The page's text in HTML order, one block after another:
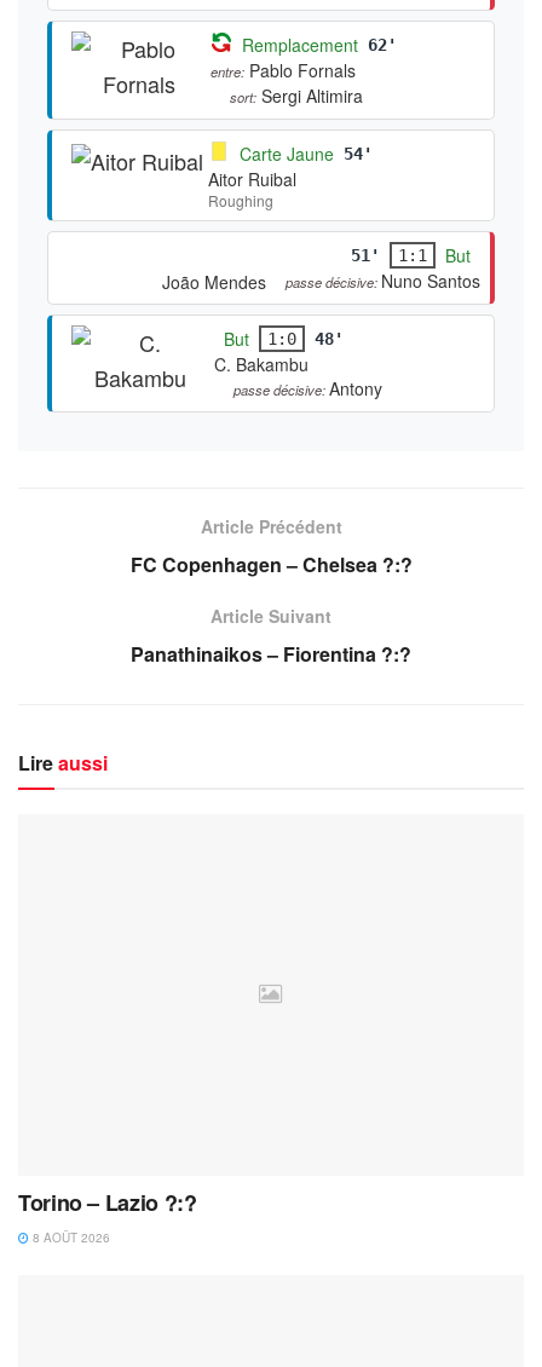
Remplacement 62'
entre: Pablo Fornals
sort: Sergi Altimira
Carte Jaune 54'
Aitor Ruibal
Roughing
51' 1:1
But
João Mendes
passe décisive: Nuno Santos
But 1:0 48'
C. Bakambu
passe décisive:Antony
Article Précédent
FC Copenhagen – Chelsea ?:?
Article Suivant
Panathinaikos – Fiorentina ?:?
Lireaussi
Torino – Lazio ?:?
8 AOÛT 2026